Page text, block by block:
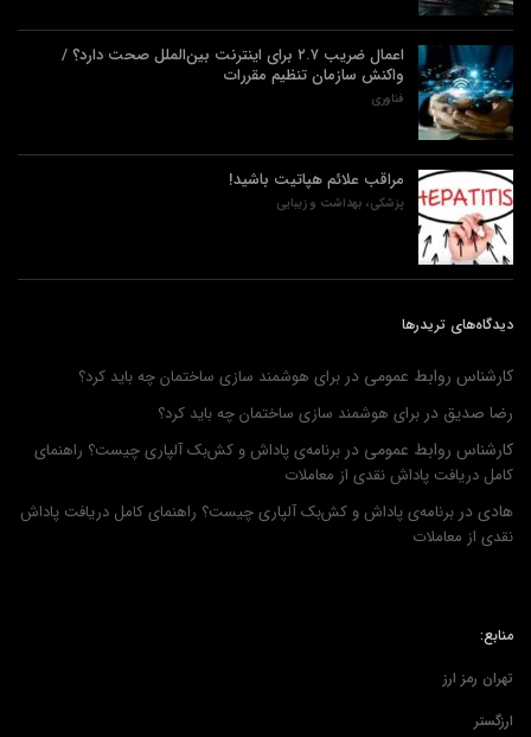
اعمال ضریب ۲.۷ برای اینترنت بین‌الملل صحت دارد؟ /
واکنش سازمان تنظیم مقررات
فناوری
مراقب علائم هپاتیت باشید!
پزشکی، بهداشت و زیبایی
دیدگاه‌های تریدرها
کارشناس روابط عمومی در برای هوشمند سازی ساختمان چه باید کرد؟
رضا صدیق در برای هوشمند سازی ساختمان چه باید کرد؟
کارشناس روابط عمومی در برنامه‌ی پاداش و کش‌بک آلپاری چیست؟ راهنمای
کامل دریافت پاداش نقدی از معاملات
هادی در برنامه‌ی پاداش و کش‌بک آلپاری چیست؟ راهنمای کامل دریافت پاداش
نقدی از معاملات
منابع:
تهران رمز ارز
ارزگستر